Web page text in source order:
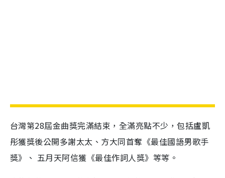
台灣第28屆金曲獎完滿結束，全滿亮點不少，包括盧凱
彤獲獎後公開多謝太太、方大同首奪《最佳國語男歌手
獎》、 五月天阿信獲《最佳作詞人獎》等等。